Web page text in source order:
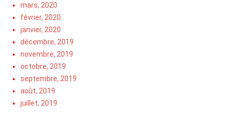
mars, 2020
février, 2020
janvier, 2020
décembre, 2019
novembre, 2019
octobre, 2019
septembre, 2019
août, 2019
juillet, 2019